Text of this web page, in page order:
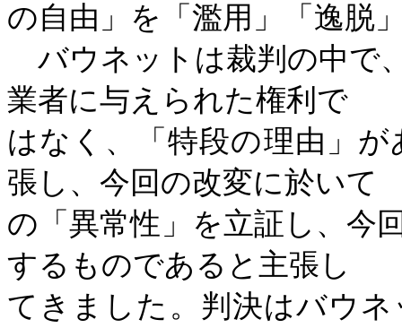
の自由」を「濫用」「逸脱
バウネットは裁判の中で
業者に与えられた権利で
はなく、「特段の理由」
張し、今回の改変に於いて
の「異常性」を立証し、今
するものであると主張し
てきました。判決はバウ